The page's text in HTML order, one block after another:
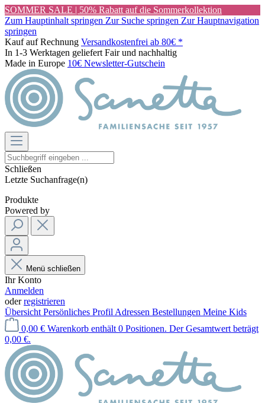
SOMMER SALE | 50% Rabatt auf die Sommerkollektion
Zum Hauptinhalt springen Zur Suche springen Zur Hauptnavigation
springen
Kauf auf Rechnung Versandkostenfrei ab 80€ *
In 1-3 Werktagen geliefert Fair und nachhaltig
Made in Europe 10€ Newsletter-Gutschein
Schließen
Letzte Suchanfrage(n)
Produkte
Powered by
Menü schließen
Ihr Konto
Anmelden
oderregistrieren
Übersicht Persönliches Profil Adressen Bestellungen Meine Kids
0,00 € Warenkorb enthält 0 Positionen. Der Gesamtwert beträgt
0,00 €.